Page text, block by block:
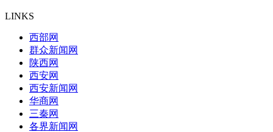
LINKS
西部网
群众新闻网
陕西网
西安网
西安新闻网
华商网
三秦网
各界新闻网